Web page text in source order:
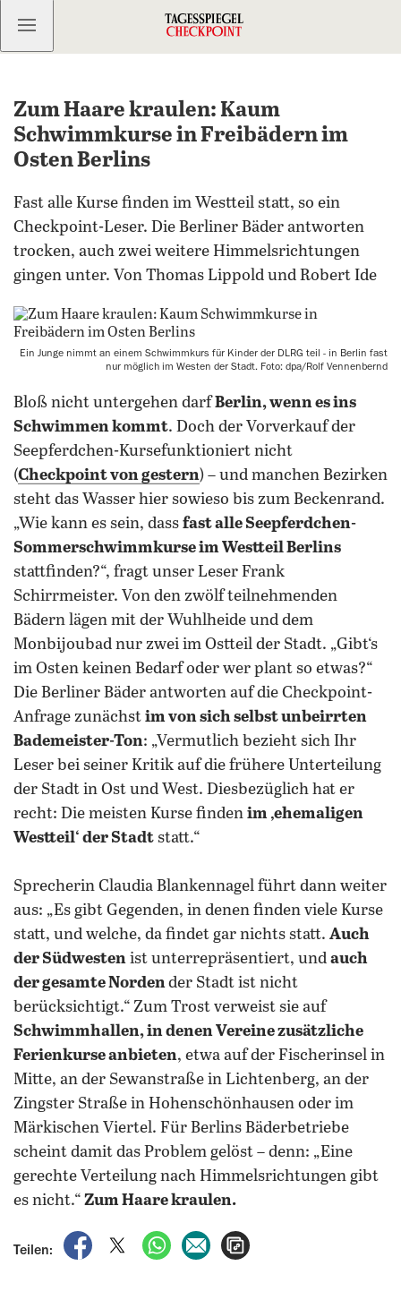
Kostenlos anmelden
Zum Haare kraulen: Kaum
Schwimmkurse in Freibädern im
Osten Berlins
Fast alle Kurse finden im Westteil statt, so ein
Checkpoint-Leser. Die Berliner Bäder antworten
trocken, auch zwei weitere Himmelsrichtungen
gingen unter. Von Thomas Lippold und Robert Ide
Ein Junge nimmt an einem Schwimmkurs für Kinder der DLRG teil - in Berlin fast
nur möglich im Westen der Stadt. Foto: dpa/Rolf Vennenbernd
Bloß nicht untergehen darfBerlin, wenn es ins
Schwimmen kommt. Doch der Vorverkauf der
Seepferdchen-Kursefunktioniert nicht
(Checkpoint von gestern) – und manchen Bezirken
steht das Wasser hier sowieso bis zum Beckenrand.
„Wie kann es sein, dass fast alle Seepferdchen-
Sommerschwimmkurse im Westteil Berlins
stattfinden?“, fragt unser Leser Frank
Schirrmeister. Von den zwölf teilnehmenden
Bädern lägen mit der Wuhlheide und dem
Monbijoubad nur zwei im Ostteil der Stadt. „Gibt‘s
im Osten keinen Bedarf oder wer plant so etwas?“
Die Berliner Bäder antworten auf die Checkpoint-
Anfrage zunächst im von sich selbst unbeirrten
Bademeister-Ton: „Vermutlich bezieht sich Ihr
Leser bei seiner Kritik auf die frühere Unterteilung
der Stadt in Ost und West. Diesbezüglich hat er
recht: Die meisten Kurse finden im ‚ehemaligen
Westteil‘ der Stadt statt.“
Sprecherin Claudia Blankennagel führt dann weiter
aus: „Es gibt Gegenden, in denen finden viele Kurse
statt, und welche, da findet gar nichts statt. Auch
der Südwesten ist unterrepräsentiert, und auch
der gesamte Nordender Stadt ist nicht
berücksichtigt.“ Zum Trost verweist sie auf
Schwimmhallen, in denen Vereine zusätzliche
Ferienkurse anbieten, etwa auf der Fischerinsel in
Mitte, an der Sewanstraße in Lichtenberg, an der
Zingster Straße in Hohenschönhausen oder im
Märkischen Viertel. Für Berlins Bäderbetriebe
scheint damit das Problem gelöst – denn: „Eine
gerechte Verteilung nach Himmelsrichtungen gibt
es nicht.“ Zum Haare kraulen.
Teilen:
auf Facebook teilen
auf X teilenper WhatsApp teilen
per E-Mail teilen